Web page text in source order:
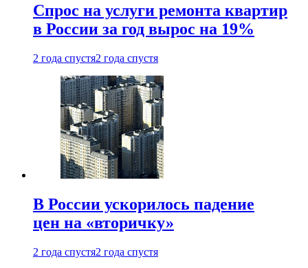
Спрос на услуги ремонта квартир
в России за год вырос на 19%
2 года спустя2 года спустя
В России ускорилось падение
цен на «вторичку»
2 года спустя2 года спустя